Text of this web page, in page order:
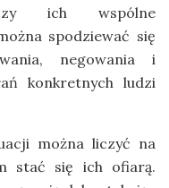
ich wspólne
spodziewać się
negowania i
konkretnych ludzi
można liczyć na
stać się ich ofiarą.